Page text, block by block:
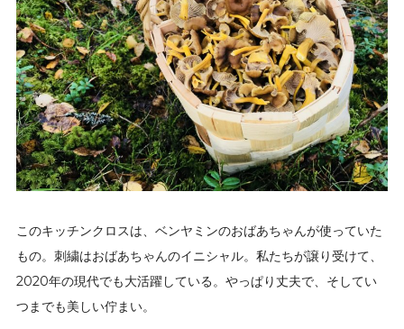
このキッチンクロスは、ベンヤミンのおばあちゃんが使っていた
もの。刺繍はおばあちゃんのイニシャル。私たちが譲り受けて、
2020年の現代でも大活躍している。やっぱり丈夫で、そしてい
つまでも美しい佇まい。